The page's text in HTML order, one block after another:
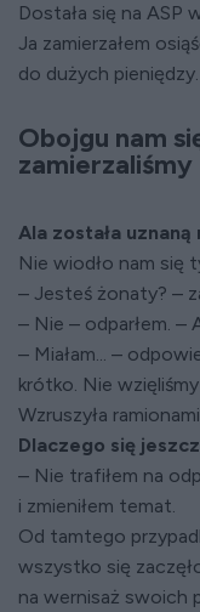
Dostała się na ASP
Ja zamierzałem
do dużych pieniędzy.
Obojgu nam
zamierzaliśmy
Ala została
Nie wiodło nam się
– Jesteś żonaty? –
– Nie – odparłem. –
– Miałam... –
krótko. Nie
Wzruszyła
Dlaczego się
– Nie trafiłem na
i zmieniłem temat.
Od tamtego
wszystko się
na wernisaż swoich